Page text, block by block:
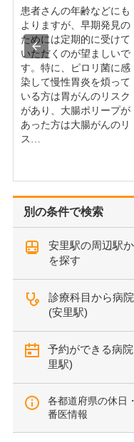
別の条件で検索
安里駅の周辺駅
を探す
診療科目から病
(安里駅)
予約ができる病
里駅)
各都道府県の休日
番医情報
患者さんの年齢などにも
よりますが、早期発見の
ためには定期的に受けて
いただくのが望ましいで
す。特に、ピロリ菌に感
染して慢性胃炎を煩って
いる方は胃がんのリスク
があり、大腸ポリープが
あった方は大腸がんのリ
ス…